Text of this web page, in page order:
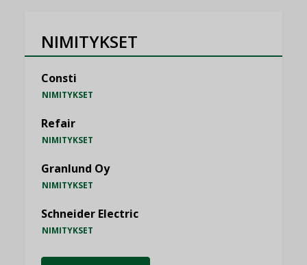
NIMITYKSET
Consti
NIMITYKSET
Refair
NIMITYKSET
Granlund Oy
NIMITYKSET
Schneider Electric
NIMITYKSET